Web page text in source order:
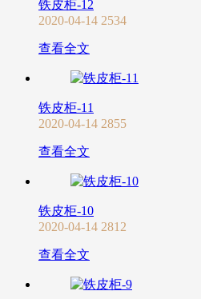
铁皮柜-12
2020-04-14 2534
查看全文
铁皮柜-11
2020-04-14 2855
查看全文
铁皮柜-10
2020-04-14 2812
查看全文